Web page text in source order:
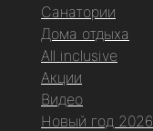
Санатории
Дома отдыха
All inclusive
Акции
Видео
Новый год 2026